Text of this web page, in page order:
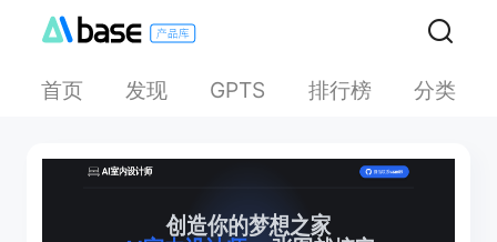
首页 发现 GPTS 排行榜 分类